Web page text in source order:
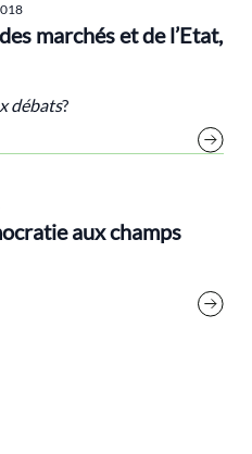
marchés et de l’Etat,
débats?
aux champs